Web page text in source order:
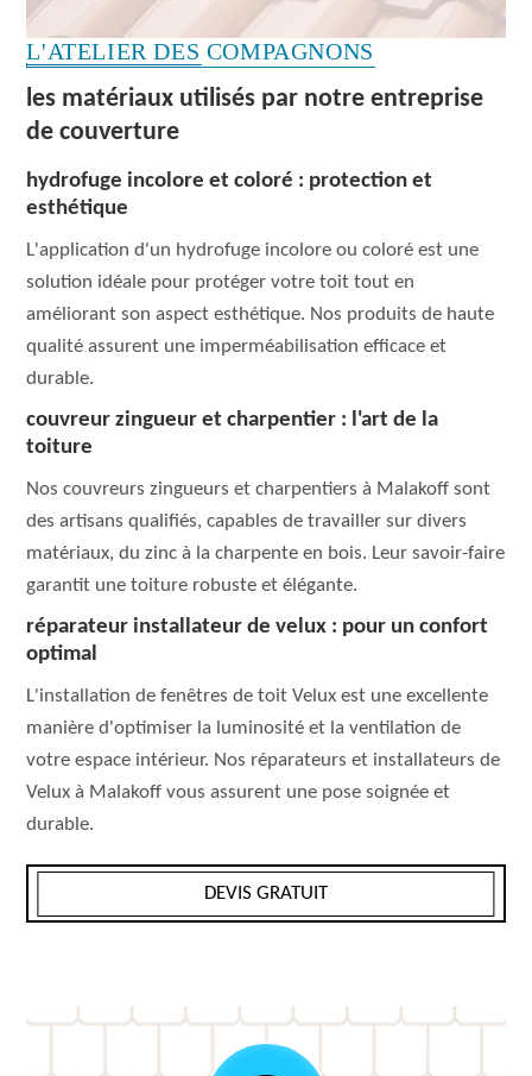
L'ATELIER DES COMPAGNONS
les matériaux utilisés par notre entreprise
de couverture
hydrofuge incolore et coloré : protection et
esthétique
L'application d'un hydrofuge incolore ou coloré est une
solution idéale pour protéger votre toit tout en
améliorant son aspect esthétique. Nos produits de haute
qualité assurent une imperméabilisation efficace et
durable.
couvreur zingueur et charpentier : l'art de la
toiture
Nos couvreurs zingueurs et charpentiers à Malakoff sont
des artisans qualifiés, capables de travailler sur divers
matériaux, du zinc à la charpente en bois. Leur savoir-faire
garantit une toiture robuste et élégante.
réparateur installateur de velux : pour un confort
optimal
L'installation de fenêtres de toit Velux est une excellente
manière d'optimiser la luminosité et la ventilation de
votre espace intérieur. Nos réparateurs et installateurs de
Velux à Malakoff vous assurent une pose soignée et
durable.
DEVIS GRATUIT